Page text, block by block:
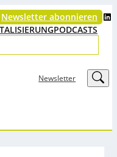
Newsletter abonnieren LinkedIn
PODCASTS
Newsletter LinkedIn